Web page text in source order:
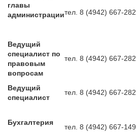
главы
администрациител. 8 (4942) 667-282
Ведущий
специалист по
правовым
вопросам
тел. 8 (4942) 667-282
Ведущий
специалист
тел. 8 (4942) 667-282
Бухгалтерия
тел. 8 (4942) 667-149